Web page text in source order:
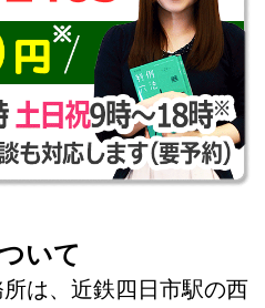
いて
は、近鉄四日市駅の西